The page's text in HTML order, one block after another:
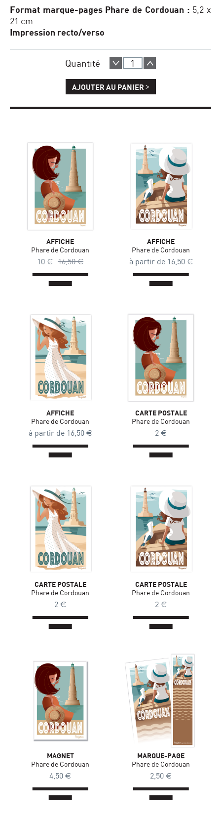
Format marque-pages Phare de Cordouan : 5,2 x
21 cm
Impression recto/verso
Quantité
AJOUTER AU PANIER >
AFFICHE
Phare de Cordouan
10 € 16,50€
AFFICHE
Phare de Cordouan
à partir de 16,50 €
AFFICHE
Phare de Cordouan
à partir de 16,50 €
CARTE POSTALE
Phare de Cordouan
2 €
CARTE POSTALE
Phare de Cordouan
2 €
CARTE POSTALE
Phare de Cordouan
2 €
MAGNET
Phare de Cordouan
4,50 €
MARQUE-PAGE
Phare de Cordouan
2,50 €